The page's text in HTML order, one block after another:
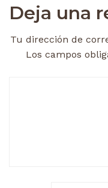
Deja una
Tu dirección de
Los campos